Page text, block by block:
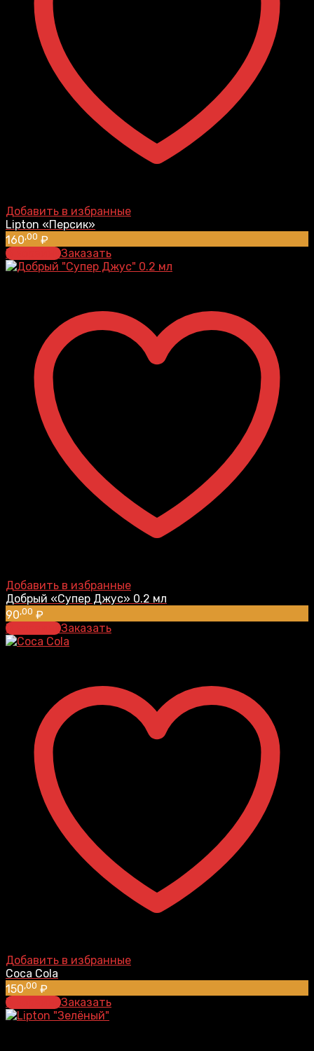
Добавить в избранные
Lipton «Персик»
160,00 ₽
В корзинуЗаказать
Добавить в избранные
Добрый «Супер Джус» 0.2 мл
90,00 ₽
В корзинуЗаказать
Добавить в избранные
Coca Cola
150,00 ₽
В корзинуЗаказать